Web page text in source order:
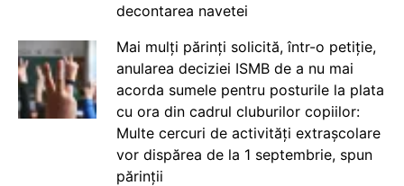
decontarea navetei
Mai mulți părinți solicită, într-o petiție,
anularea deciziei ISMB de a nu mai
acorda sumele pentru posturile la plata
cu ora din cadrul cluburilor copiilor:
Multe cercuri de activități extrașcolare
vor dispărea de la 1 septembrie, spun
părinții